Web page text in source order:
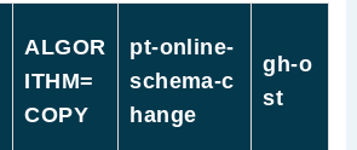
ALGOR
ITHM=
COPY
pt-online-
schema-c
hange
gh-o
st